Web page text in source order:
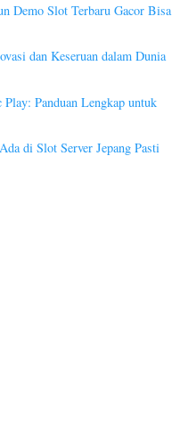
Demo Slot Terbaru Gacor Bisa
dan Keseruan dalam Dunia
Panduan Lengkap untuk
di Slot Server Jepang Pasti